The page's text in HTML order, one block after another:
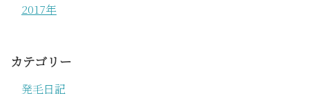
2017年
カテゴリー
発毛日記